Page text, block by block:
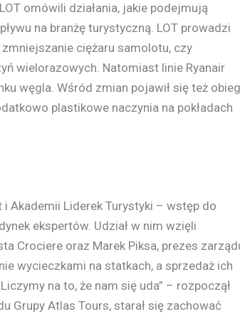
omówili działania, jakie podejmują
na branżę turystyczną. LOT prowadzi
ciężaru samolotu, czy
wielorazowych. Natomiast linie Ryanair
węgla. Wśród zmian pojawił się też obieg
plastikowe naczynia na pokładach
Akademii Liderek Turystyki – wstęp do
ekspertów. Udział w nim wzięli
Crociere oraz Marek Piksa, prezes
wycieczkami na statkach, a sprzedaż ich
na to, że nam się uda” – rozpoczął
Grupy Atlas Tours, starał się zachować